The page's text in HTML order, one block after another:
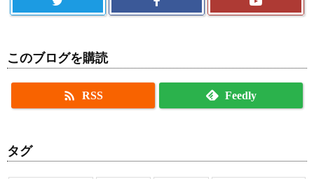
このブログを購読
 RSS Feedly
タグ